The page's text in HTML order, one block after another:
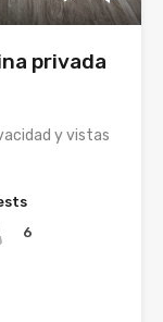
privada
y vistas
6